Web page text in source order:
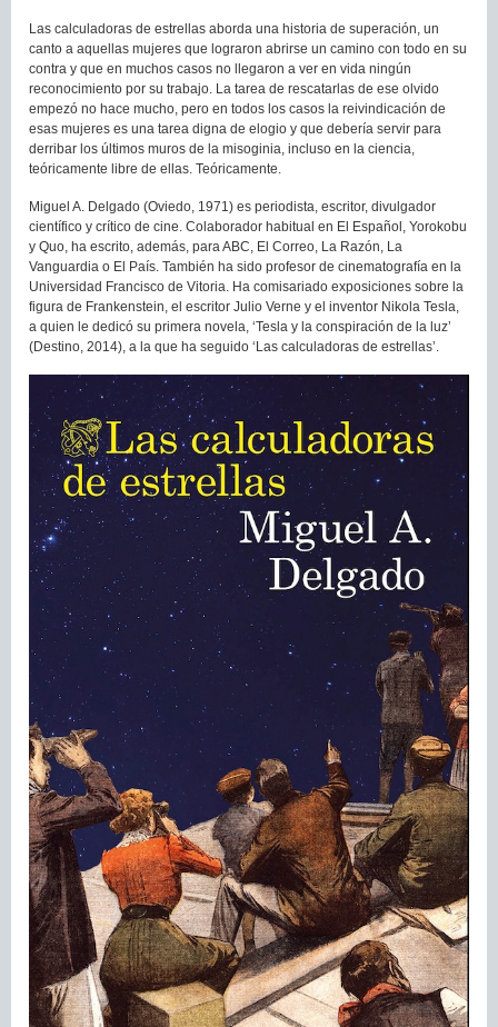
Las calculadoras de estrellas aborda una historia de superación, un
canto a aquellas mujeres que lograron abrirse un camino con todo en su
contra y que en muchos casos no llegaron a ver en vida ningún
reconocimiento por su trabajo. La tarea de rescatarlas de ese olvido
empezó no hace mucho, pero en todos los casos la reivindicación de
esas mujeres es una tarea digna de elogio y que debería servir para
derribar los últimos muros de la misoginia, incluso en la ciencia,
teóricamente libre de ellas. Teóricamente.
Miguel A. Delgado (Oviedo, 1971) es periodista, escritor, divulgador
científico y crítico de cine. Colaborador habitual en El Español, Yorokobu
y Quo, ha escrito, además, para ABC, El Correo, La Razón, La
Vanguardia o El País. También ha sido profesor de cinematografía en la
Universidad Francisco de Vitoria. Ha comisariado exposiciones sobre la
figura de Frankenstein, el escritor Julio Verne y el inventor Nikola Tesla,
a quien le dedicó su primera novela, ‘Tesla y la conspiración de la luz’
(Destino, 2014), a la que ha seguido ‘Las calculadoras de estrellas’.